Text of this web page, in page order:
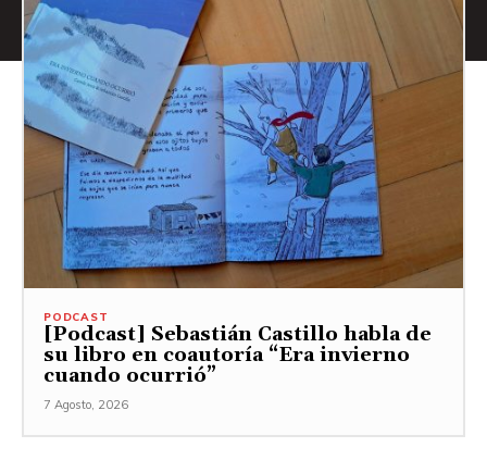
PODCAST
[Podcast] Sebastián Castillo habla de
su libro en coautoría “Era invierno
cuando ocurrió”
7 Agosto, 2026